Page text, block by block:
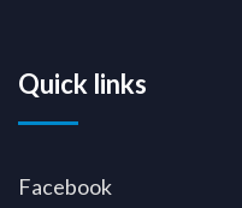
Quick links
Facebook